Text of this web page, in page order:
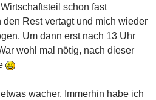
schon fast
Rest vertagt und mich wieder
Um dann erst nach 13 Uhr
wohl mal nötig, nach dieser
wacher. Immerhin habe ich